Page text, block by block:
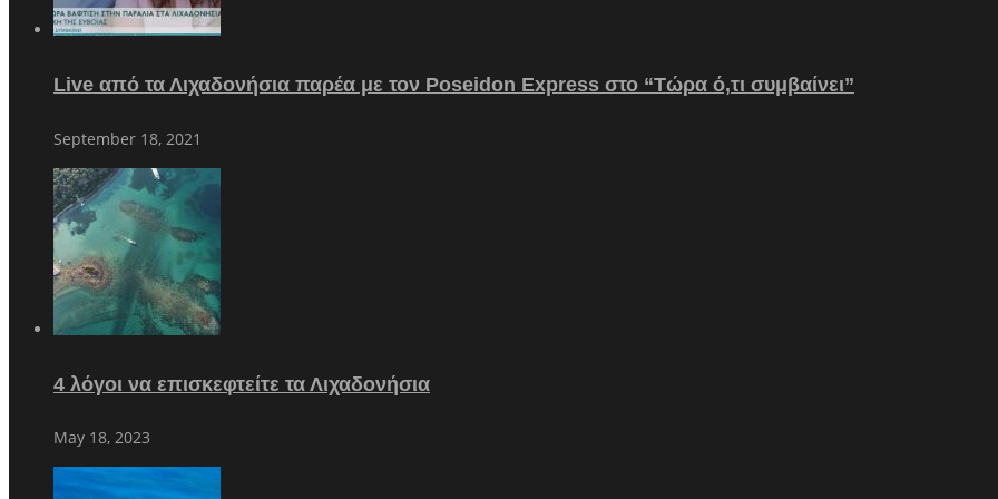
Live από τα Λιχαδονήσια παρέα με τον Poseidon Express στο “Τώρα ό,τι συμβαίνει”
September 18, 2021
4 λόγοι να επισκεφτείτε τα Λιχαδονήσια
May 18, 2023